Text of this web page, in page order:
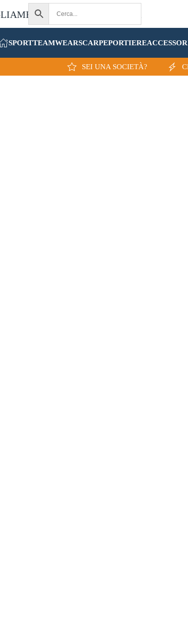
SPORTTEAMWEARSCARPEPORTIERE
SEI UNA SOCIETÀ?